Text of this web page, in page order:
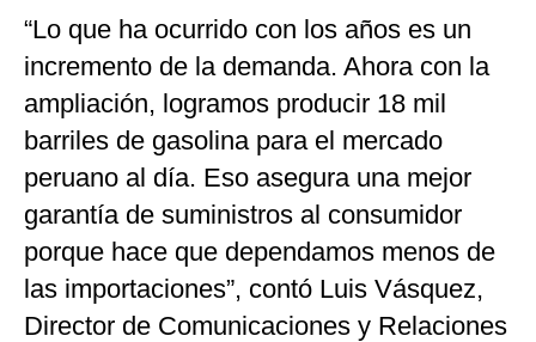
“Lo que ha ocurrido con los años es un
incremento de la demanda. Ahora con la
ampliación, logramos producir 18 mil
barriles de gasolina para el mercado
peruano al día. Eso asegura una mejor
garantía de suministros al consumidor
porque hace que dependamos menos de
las importaciones”, contó Luis Vásquez,
Director de Comunicaciones y Relaciones